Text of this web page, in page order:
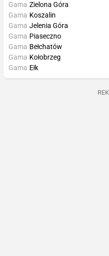
Gama Zielona Góra
Gama Koszalin
Gama Jelenia Góra
Gama Piaseczno
Gama Bełchatów
Gama Kołobrzeg
Gama Ełk